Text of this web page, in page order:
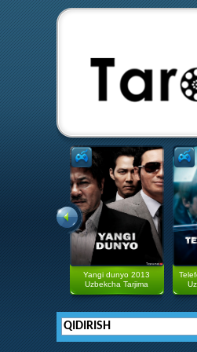
Yangi dunyo 2013
Uzbekcha Tarjima